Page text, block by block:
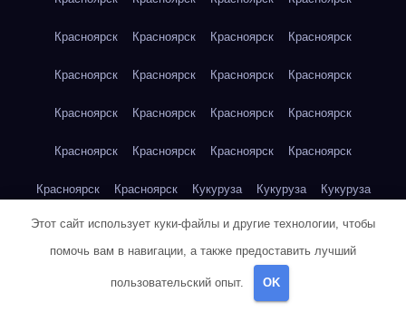
Красноярск Красноярск Красноярск Красноярск
Красноярск Красноярск Красноярск Красноярск
Красноярск Красноярск Красноярск Красноярск
Красноярск Красноярск Красноярск Красноярск
Красноярск Красноярск Кукуруза Кукуруза Кукуруза
Кукуруза Кукуруза Кукуруза Кукуруза Кукуруза
Кукуруза
Куриная грудка
Этот сайт использует куки-файлы и другие технологии, чтобы
помочь вам в навигации, а также предоставить лучший
пользовательский опыт. OK